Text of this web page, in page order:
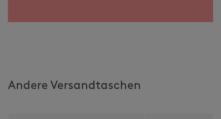
Andere Versandtaschen